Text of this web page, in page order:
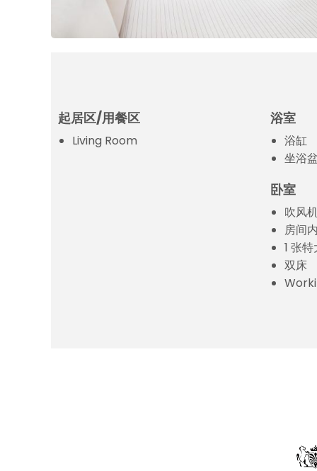
起居区/用餐区
Living Room
浴室
浴缸
坐浴
卧室
吹风
房间
1 张
双床